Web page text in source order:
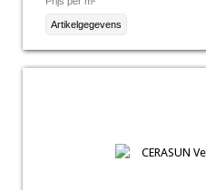
Artikelgegevens